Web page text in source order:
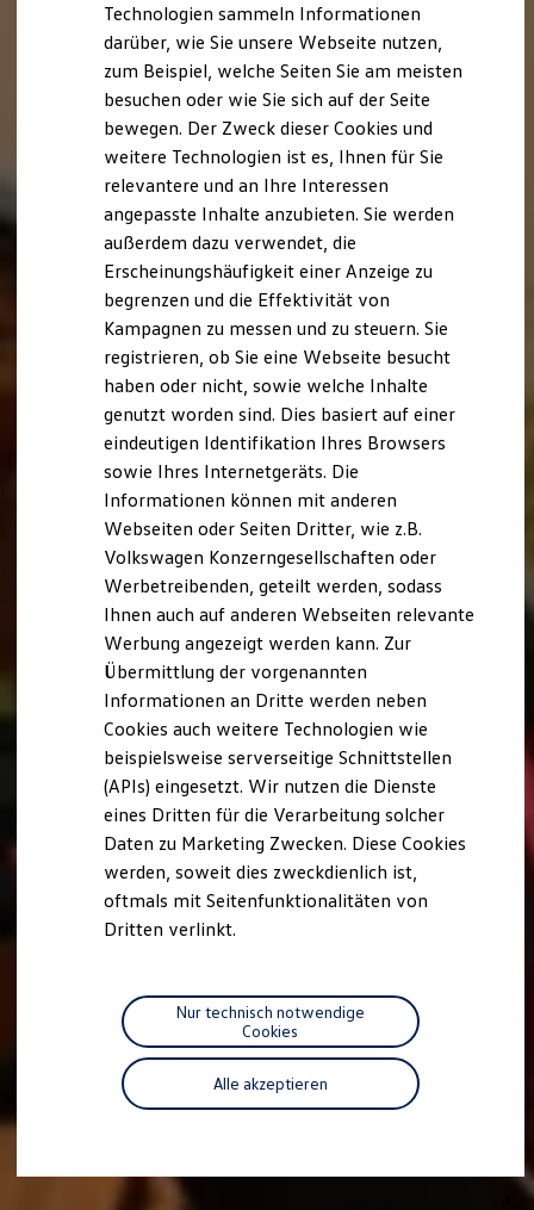
Nachhaltigkeit
Technologie
Kosten und Kauf
Verbrauchskosten
Kaufoptionen
E-Auto-Förderung
Software und Konnektivität
Die ID. Software 6
ID. Software Versionen und Updates
Digitale Extras
Schnittstellen zu Ihrem ID.
Marke und Erlebnis
Volkswagen R und R Experience
R-Modelle
R Experience
Driving Experience
Volkswagen entdecken
Werkbesichtigung
Lifestyle Shop
T-Roc Kollektion
Golf Kollektion
Volkswagen Kollektion
R-Kollektion
GTI Kollektion
Fußball Drop
we drive football
#wedriveproud
Besitzer und Service
myVolkswagen
Software Updates
Service und Ersatzteile
Inspektion und HU/AU
Reparaturen und Checks
Motorenöl und Flüssigkeiten
Räder und Reifen
Pannen- und Unfallhilfe
Economy Service
Volkswagen Teile
Zubehör
Modellspezifisches Zubehör
Individualisieren
Wallbox und Ladekabel
Digitale Extras
Dienste für Ihr Modell finden
Volkswagen Apps, Login und Shop
Handy und Fahrzeug verbinden
Vorgängermodelle
Technologien sammeln Informationen
darüber, wie Sie unsere Webseite nutzen,
zum Beispiel, welche Seiten Sie am meisten
besuchen oder wie Sie sich auf der Seite
bewegen. Der Zweck dieser Cookies und
weitere Technologien ist es, Ihnen für Sie
relevantere und an Ihre Interessen
angepasste Inhalte anzubieten. Sie werden
außerdem dazu verwendet, die
Erscheinungshäufigkeit einer Anzeige zu
begrenzen und die Effektivität von
Kampagnen zu messen und zu steuern. Sie
registrieren, ob Sie eine Webseite besucht
haben oder nicht, sowie welche Inhalte
genutzt worden sind. Dies basiert auf einer
eindeutigen Identifikation Ihres Browsers
sowie Ihres Internetgeräts. Die
Informationen können mit anderen
Webseiten oder Seiten Dritter, wie z.B.
Volkswagen Konzerngesellschaften oder
Werbetreibenden, geteilt werden, sodass
Ihnen auch auf anderen Webseiten relevante
Werbung angezeigt werden kann. Zur
Übermittlung der vorgenannten
Informationen an Dritte werden neben
Cookies auch weitere Technologien wie
beispielsweise serverseitige Schnittstellen
(APIs) eingesetzt. Wir nutzen die Dienste
eines Dritten für die Verarbeitung solcher
Daten zu Marketing Zwecken. Diese Cookies
werden, soweit dies zweckdienlich ist,
oftmals mit Seitenfunktionalitäten von
Dritten verlinkt.
Alle akzeptieren
Nur technisch notwendige
Cookies